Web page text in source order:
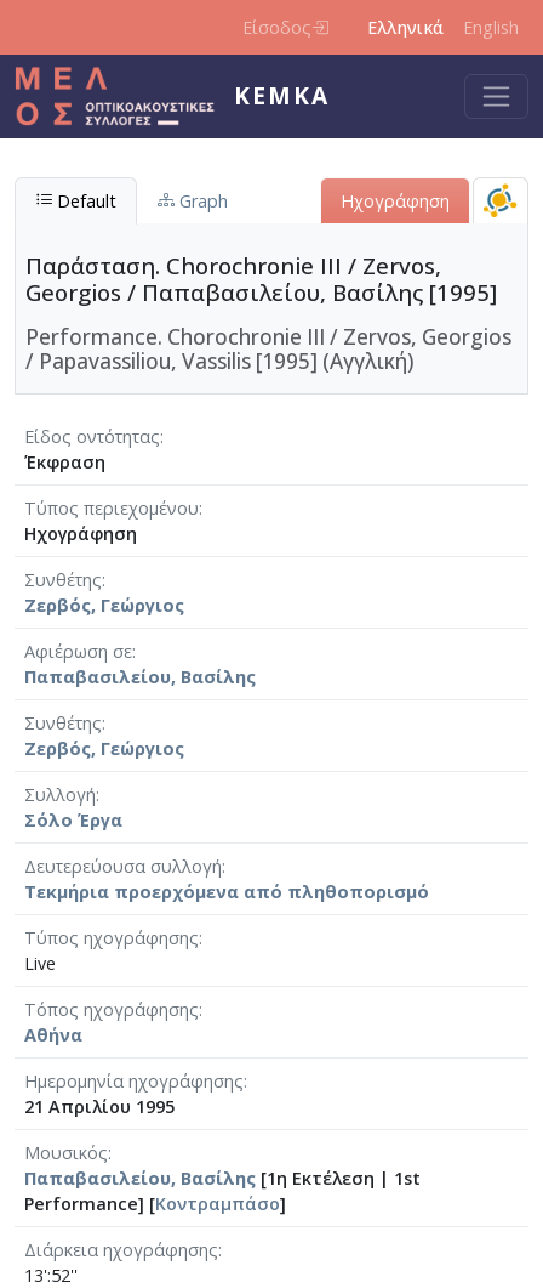
Είσοδος Ελληνικά English
ΚΕΜΚΑ
Default Graph Ηχογράφηση
Παράσταση. Chorochronie III / Zervos,
Georgios / Παπαβασιλείου, Βασίλης [1995]
Performance. Chorochronie III / Zervos, Georgios
/ Papavassiliou, Vassilis [1995] (Αγγλική)
Είδος οντότητας
Έκφραση
Τύπος περιεχομένου
Ηχογράφηση
Συνθέτης
Ζερβός, Γεώργιος
Αφιέρωση σε
Παπαβασιλείου, Βασίλης
Συνθέτης
Ζερβός, Γεώργιος
Συλλογή
Σόλο Έργα
Δευτερεύουσα συλλογή
Τεκμήρια προερχόμενα από πληθοπορισμό
Τύπος ηχογράφησης
Live
Τόπος ηχογράφησης
Αθήνα
Ημερομηνία ηχογράφησης
21 Απριλίου 1995
Μουσικός
Παπαβασιλείου, Βασίλης [1η Εκτέλεση | 1st
Performance] [Κοντραμπάσο]
Διάρκεια ηχογράφησης
13':52''